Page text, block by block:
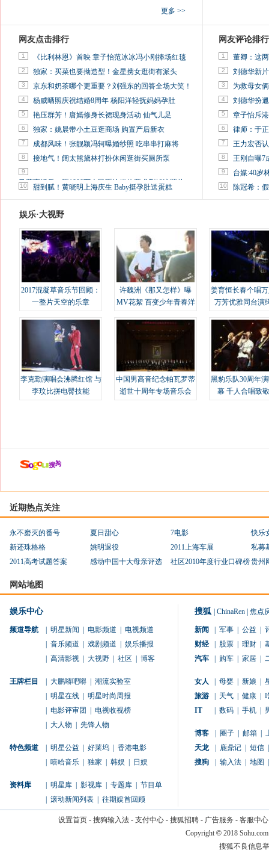
更多 >>
网友点击排行
1 《比利林恩》首映 章子怡范冰冰冯小刚捧场红毯
2 独家：买菜也要拗造型！金星携女逛街有派头
3 京东和奶茶哪个更重要？刘强东的回答全场大笑！
4 杨威晒照庆祝结婚8周年 杨阳洋轻抚妈妈孕肚
5 艳压群芳！唐嫣修身长裙现身活动 仙气儿足
6 独家：姚晨带小土豆逛商场 购置产后新衣
7 成都风味！张靓颖冯轲曝婚纱照 吃串串打麻将
8 接地气！阔太熊黛林打扮休闲逛街买厕所泵
9
马蓉离婚后，砸1000万人民币给媒体要求删掉这照片
10 甜到腻！黄晓明上海庆生 Baby挺孕肚送蛋糕
网友评论排行
1 董卿：这
2 刘德华新
3 为救母女
4 刘德华扮
5 章子怡斥
6 律师：于
7 王力宏否
8 王刚自曝7
9 台媒:40岁
10 陈冠希：
娱乐·大视野
2017混凝草音乐节回顾：
一整片天空的乐章
许魏洲《那又怎样》曝
MV花絮 百变少年青春洋
姜育恒长春个唱
万芳优雅同台演
李克勤演唱会沸腾红馆 与
李玟比拼电臀技能
中国男高音纪念帕瓦罗蒂
逝世十周年专场音乐会
黑豹乐队30周年
幕 千人合唱致
近期热点关注
永不磨灭的番号 夏日甜心 7电影
快乐
新还珠格格
姚明退役 2011上海车展
私募
2011高考试题答案
感动中国十大母亲评选 社区2010年度行业口碑榜贵州
网站地图
娱乐中心
频道导航 明星新闻 电影频道
电视频道
音乐频道 戏剧频道
娱乐播报
高清影视 大视野 社区 博客
王牌栏目 大鹏嘚吧嘚
潮流实验室
明星在线
明星时尚周报
电影评审团
电视收视榜
大人物 先锋人物
特色频道 明星公益 好莱坞
香港电影
嘻哈音乐 独家 韩娱 日娱
资料库 明星库 影视库 专题库
节目单
滚动新闻列表 往期娱首回顾
搜狐 ChinaRen 焦点
新闻 军事 公益
财经
股票 理财
汽车
购车 家居
女人 母婴 新娘
旅游
天气 健康
IT
数码 手机
博客 圈子 邮箱
天龙
鹿鼎记 短信
搜狗
输入法 地图
设置首页- 搜狗输入法- 支付中心- 搜狐招聘- 广告服务 - 客服中心
Copyright © 2018
搜狐不良信息